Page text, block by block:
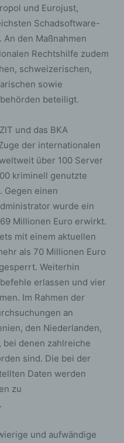
und Eurojust,
Schadsoftware-
den Maßnahmen
Rechtshilfe zudem
schweizerischen,
sowie
beteiligt.
und das BKA
der internationalen
über 100 Server
kriminell genutzte
Gegen einen
wurde ein
Millionen Euro erwirkt.
mit einem aktuellen
als 70 Millionen Euro
Weiterhin
erlassen und vier
Im Rahmen der
an
den Niederlanden,
denen zahlreiche
sind. Die bei der
Daten werden
zu
und aufwändige